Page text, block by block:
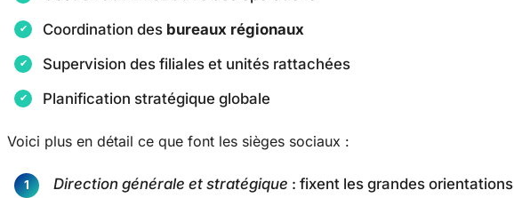
Coordination des bureaux régionaux
Supervision des filiales et unités rattachées
Planification stratégique globale
Voici plus en détail ce que font les sièges sociaux :
Direction générale et stratégique : fixent les grandes orientations